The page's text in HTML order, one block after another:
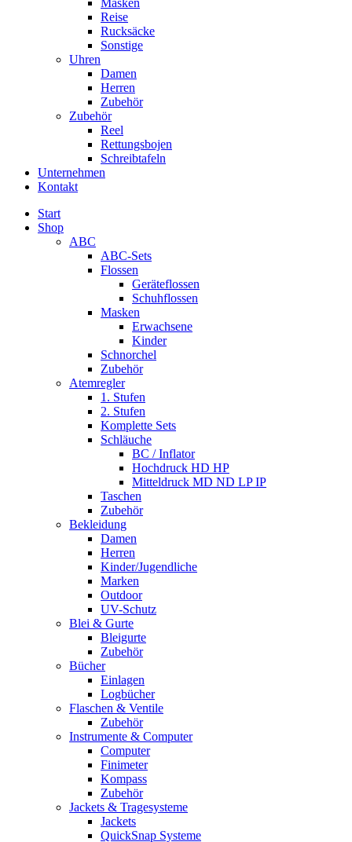
Masken
Reise
Rucksäcke
Sonstige
Uhren
Damen
Herren
Zubehör
Zubehör
Reel
Rettungsbojen
Schreibtafeln
Unternehmen
Kontakt
Start
Shop
ABC
ABC-Sets
Flossen
Geräteflossen
Schuhflossen
Masken
Erwachsene
Kinder
Schnorchel
Zubehör
Atemregler
1. Stufen
2. Stufen
Komplette Sets
Schläuche
BC / Inflator
Hochdruck HD HP
Mitteldruck MD ND LP IP
Taschen
Zubehör
Bekleidung
Damen
Herren
Kinder/Jugendliche
Marken
Outdoor
UV-Schutz
Blei & Gurte
Bleigurte
Zubehör
Bücher
Einlagen
Logbücher
Flaschen & Ventile
Zubehör
Instrumente & Computer
Computer
Finimeter
Kompass
Zubehör
Jackets & Tragesysteme
Jackets
QuickSnap Systeme